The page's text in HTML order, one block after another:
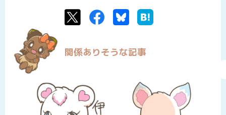
TwitterFacebookBluesky
関係ありそうな記事